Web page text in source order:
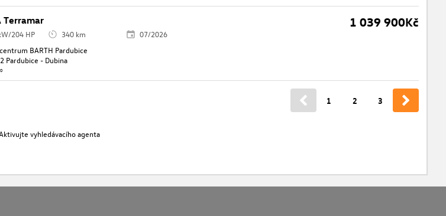
Terramar 1 039 900Kč
204 HP 340 km
07/2026
BARTH Pardubice
Pardubice - Dubina
1 2 3
vyhledávacího agenta